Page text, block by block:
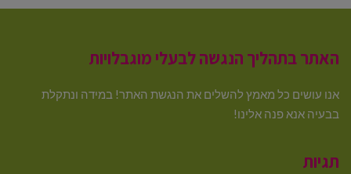
האתר בתהליך הנגשה לבעלי מוגבלויות
אנו עושים כל מאמץ להשלים את הנגשת האתר! במידה ונתקלת
בבעיה אנא פנה אלינו!
תגיות